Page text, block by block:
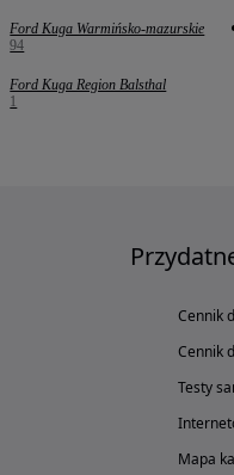
Ford Kuga Warmińsko-mazurskie
94
Ford Kuga Region Balsthal
1
Cennik
Cennik
Testy
Mapa